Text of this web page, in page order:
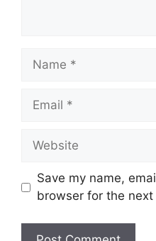
s
t
Save my name,
browser for the